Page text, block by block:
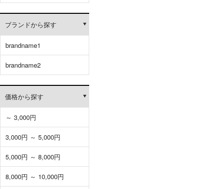
ブランドから探す
brandname1
brandname2
価格から探す
～ 3,000円
3,000円 ～ 5,000円
5,000円 ～ 8,000円
8,000円 ～ 10,000円